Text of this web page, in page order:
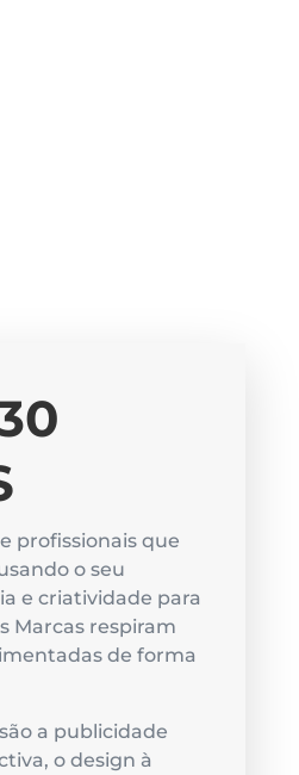
profissionais que
o seu
e criatividade para
Marcas respiram
de forma
a publicidade
o design à